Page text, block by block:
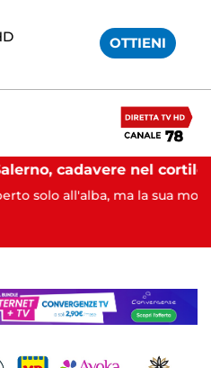
OTTIENI
Salerno, cadavere nel cortile di un palazzo: indaga la Polizia
solo all'alba, ma la sua morte è